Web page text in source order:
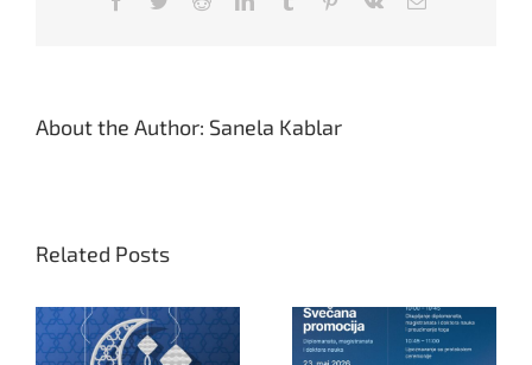
About the Author: Sanela Kablar
Related Posts